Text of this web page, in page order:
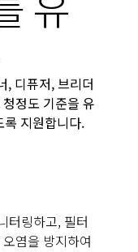
, 디퓨저, 브리더
정도 기준을 유
지원합니다.
터링하고, 필터
염을 방지하여